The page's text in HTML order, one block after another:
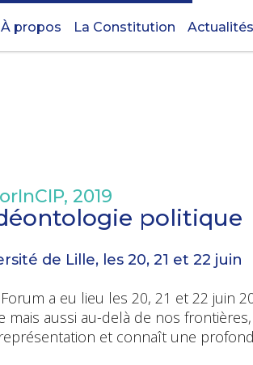
À propos La Constitution Actualités
2019
politique
de Lille, les 20, 21 et 22 juin
a eu lieu les 20, 21 et 22 juin
mais aussi au-delà de nos
et connaît une